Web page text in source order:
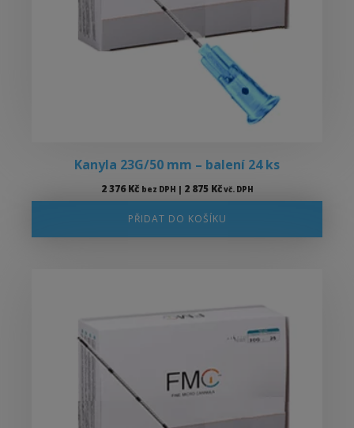
Kanyla 23G/50 mm – balení 24 ks
2 376Kč bez DPH | 2 875 Kčvč. DPH
PŘIDAT DO KOŠÍKU